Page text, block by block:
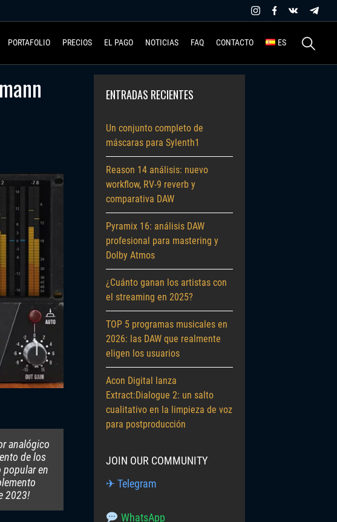
PORTAFOLIO PRECIOS EL PAGO NOTICIAS FAQ CONTACTO ES Buscar:
analógico
de los
en
2023!
ENTRADAS RECIENTES
Un conjunto completo de
máscaras para Sylenth1
Reason 14 análisis: nuevo
workflow, RV-9 reverb y
comparativa DAW
Pyramix 16: análisis DAW
profesional para mastering y
Dolby Atmos
¿Cuánto ganan los artistas con
el streaming en 2025?
TOP 5 programas musicales en
2026: las DAW que realmente
eligen los usuarios
Acon Digital lanza
Extract:Dialogue 2: un salto
cualitativo en la limpieza de voz
para postproducción
JOIN OUR COMMUNITY
✈ Telegram
WhatsApp